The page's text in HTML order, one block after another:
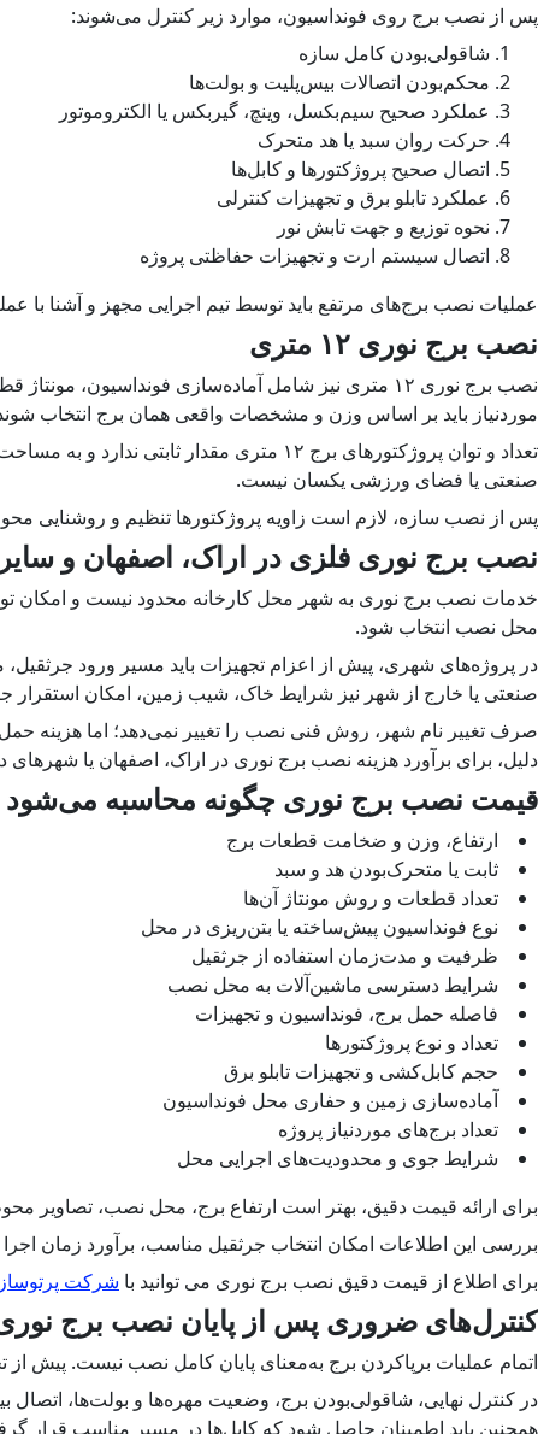
پس از نصب برج روی فونداسیون، موارد زیر کنترل می‌شوند:
شاقولی‌بودن کامل سازه
محکم‌بودن اتصالات بیس‌پلیت و بولت‌ها
عملکرد صحیح سیم‌بکسل، وینچ، گیربکس یا الکتروموتور
حرکت روان سبد یا هد متحرک
اتصال صحیح پروژکتورها و کابل‌ها
عملکرد تابلو برق و تجهیزات کنترلی
نحوه توزیع و جهت تابش نور
اتصال سیستم ارت و تجهیزات حفاظتی پروژه
عملیات نصب برج‌های مرتفع باید توسط تیم اجرایی مجهز و آشنا با
نصب برج نوری ۱۲ متری
نصب برج نوری ۱۲ متری نیز شامل آماده‌سازی
موردنیاز باید بر اساس وزن و مشخصات واقعی همان برج انتخاب
تعداد و توان پروژکتورهای برج ۱۲ متری
صنعتی یا فضای ورزشی یکسان نیست.
پس از نصب سازه، لازم است زاویه پروژکتورها تنظیم و روشنایی
نصب برج نوری فلزی در اراک، اصفهان و
خدمات نصب برج نوری به شهر محل کارخانه محدود نیست و امکان
محل نصب انتخاب شود.
در پروژه‌های شهری، پیش از اعزام تجهیزات باید مسیر ورود
صنعتی یا خارج از شهر نیز شرایط خاک، شیب زمین، امکان استقرار
صرف تغییر نام شهر، روش فنی نصب را تغییر نمی‌دهد؛ اما هزینه
دلیل، برای برآورد هزینه نصب برج نوری در اراک، اصفهان یا شهرهای
قیمت نصب برج نوری چگونه محاسبه می‌شود
ارتفاع، وزن و ضخامت قطعات برج
ثابت یا متحرک‌بودن هد و سبد
تعداد قطعات و روش مونتاژ آن‌ها
نوع فونداسیون پیش‌ساخته یا بتن‌ریزی در محل
ظرفیت و مدت‌زمان استفاده از جرثقیل
شرایط دسترسی ماشین‌آلات به محل نصب
فاصله حمل برج، فونداسیون و تجهیزات
تعداد و نوع پروژکتورها
حجم کابل‌کشی و تجهیزات تابلو برق
آماده‌سازی زمین و حفاری محل فونداسیون
تعداد برج‌های موردنیاز پروژه
شرایط جوی و محدودیت‌های اجرایی محل
برای ارائه قیمت دقیق، بهتر است ارتفاع برج، محل نصب، تصاویر
بررسی این اطلاعات امکان انتخاب جرثقیل مناسب، برآورد زمان
برای اطلاع از قیمت دقیق نصب برج نوری می توانید با شرکت
کنترل‌های ضروری پس از پایان نصب برج
اتمام عملیات برپا‌کردن برج به‌معنای پایان کامل نصب نیست. پیش
در کنترل نهایی، شاقولی‌بودن برج، وضعیت مهره‌ها و بولت‌ها،
همچنین باید اطمینان حاصل شود که کابل‌ها در مسیر مناسب قرار